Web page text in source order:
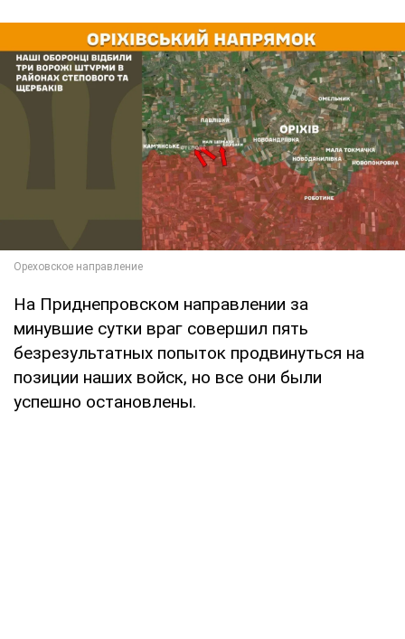
На Приднепровском направлении за
минувшие сутки враг совершил пять
безрезультатных попыток продвинуться на
позиции наших войск, но все они были
успешно остановлены.